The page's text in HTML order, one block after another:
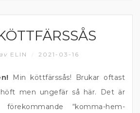
av ELIN 2021-03-16
Min köttfärssås! Brukar oftast
men ungefär så här. Det är
“komma-hem-